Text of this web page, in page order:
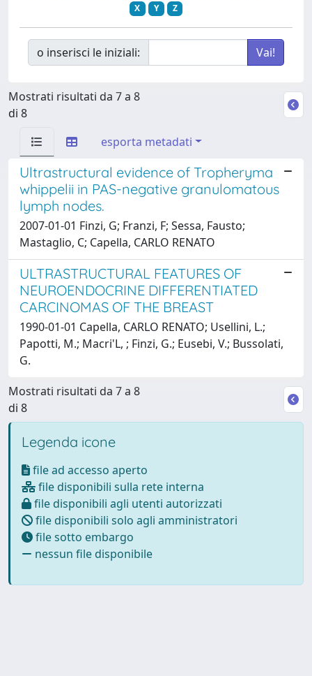
X
Y Z
o inserisci le iniziali:
Mostrati risultati da 7 a 8
di 8
esporta metadati
Ultrastructural evidence of Tropheryma
whippelii in PAS-negative granulomatous
lymph nodes.
2007-01-01 Finzi, G; Franzi, F; Sessa, Fausto;
Mastaglio, C; Capella, CARLO RENATO
ULTRASTRUCTURAL FEATURES OF
NEUROENDOCRINE DIFFERENTIATED
CARCINOMAS OF THE BREAST
1990-01-01 Capella, CARLO RENATO; Usellini, L.;
Papotti, M.; Macri'L, ; Finzi, G.; Eusebi, V.; Bussolati,
G.
Mostrati risultati da 7 a 8
di 8
Legenda icone
file ad accesso aperto
file disponibili sulla rete interna
file disponibili agli utenti autorizzati
file disponibili solo agli amministratori
file sotto embargo
nessun file disponibile